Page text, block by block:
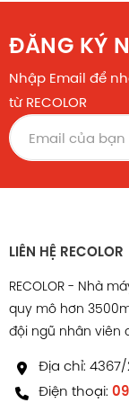
ĐĂNG KÝ
Nhập Email để
từ RECOLOR
LIÊN HỆ RECOLOR
RECOLOR - Nhà
quy mô hơn
đội ngũ nhân viên
Địa chỉ: 4367/
Điện thoại: